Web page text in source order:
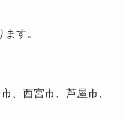
す。
、西宮市、芦屋市、